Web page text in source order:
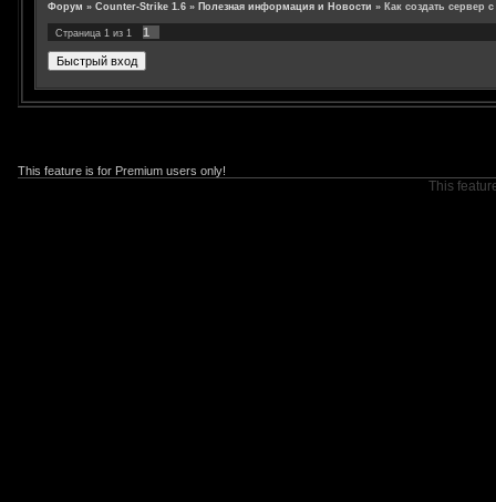
Форум » Counter-Strike 1.6 » Полезная информация и Новости » Как создать сервер
Страница 1 из 1 1
This feature is for Premium users only!
This